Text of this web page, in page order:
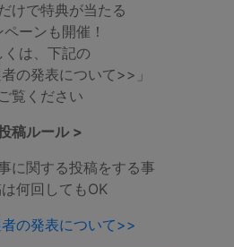
けで特典が当たる
ーンも開催！
くは、下記の
者の発表について>>」
覧ください
稿ルール >
に関する投稿をする事
は何回してもOK
の発表について>>